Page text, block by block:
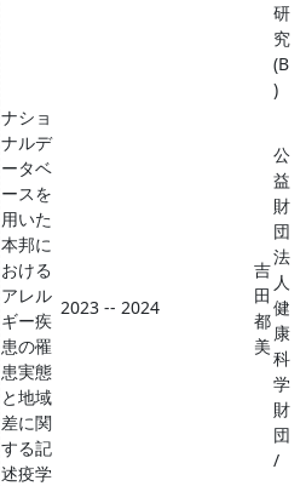
研
究
(B
)
ナショ
ナルデ
ータベ
ースを
用いた
本邦に
おける
アレル
ギー疾
患の罹
患実態
と地域
差に関
する記
述疫学
2023 -- 2024
吉
田
都
美
公
益
財
団
法
人
健
康
科
学
財
団
/